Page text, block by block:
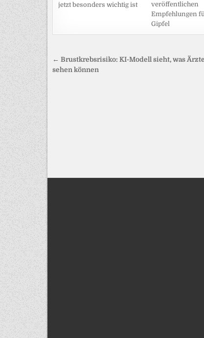
jetzt besonders wichtig ist
veröffentlichen
Empfehlungen
Gipfel
Beitragsnavigation
← Brustkrebsrisiko: KI-Modell sieht, was
sehen können